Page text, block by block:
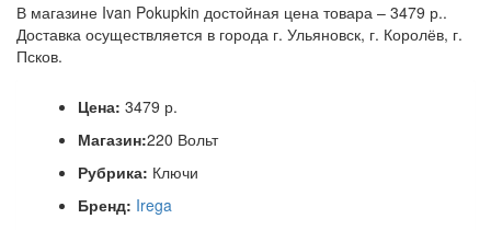
В магазине Ivan Pokupkin достойная цена товара – 3479 р..
Доставка осуществляется в города г. Ульяновск, г. Королёв, г.
Псков.
Цена: 3479 р.
Магазин:220 Вольт
Рубрика: Ключи
Бренд: Irega